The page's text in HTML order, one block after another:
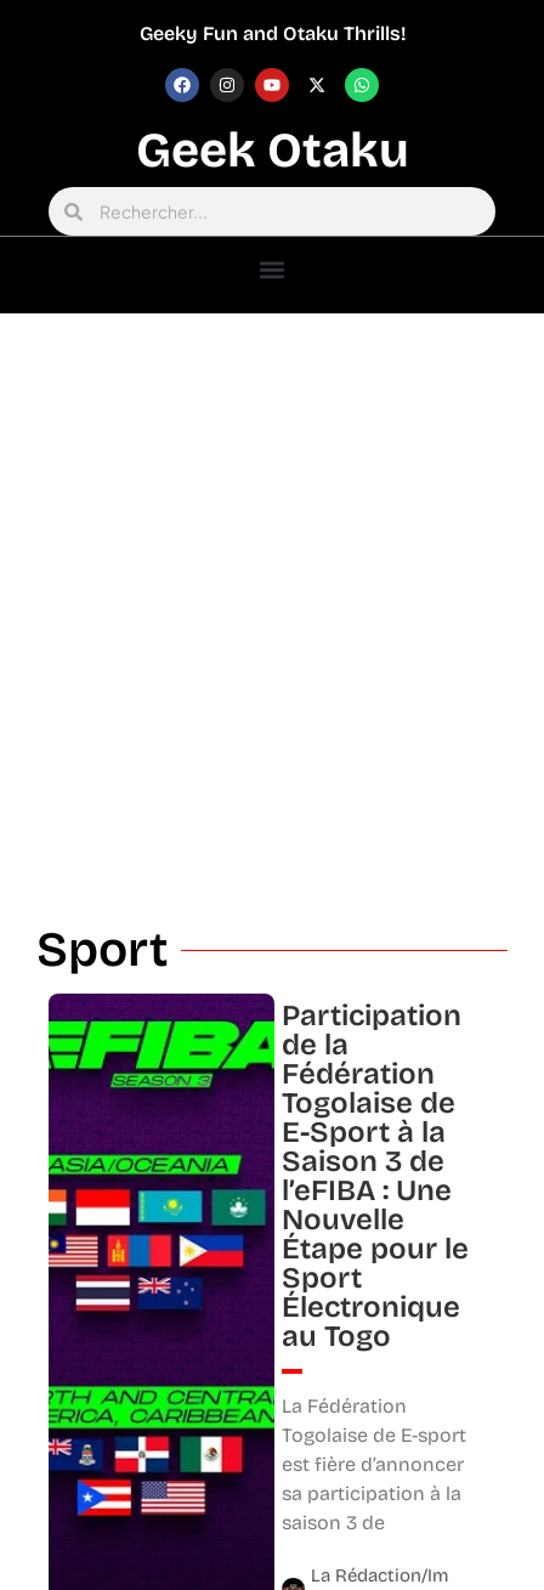
Geeky Fun and Otaku Thrills!
Geek Otaku
Sport
Participation
de la
Fédération
Togolaise de
E-Sport à la
Saison 3 de
l’eFIBA : Une
Nouvelle
Étape pour le
Sport
Électronique
au Togo
La Fédération
Togolaise de E-sport
est fière d’annoncer
sa participation à la
saison 3 de
La Rédaction/Im